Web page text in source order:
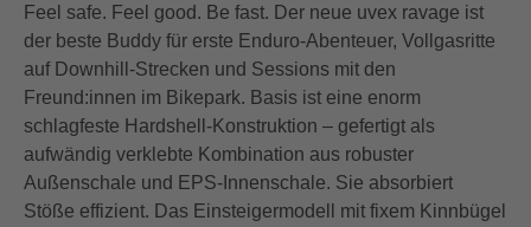
Feel safe. Feel good. Be fast. Der neue uvex ravage ist
der beste Buddy für erste Enduro-Abenteuer, Vollgasritte
auf Downhill-Strecken und Sessions mit den
Freund:innen im Bikepark. Basis ist eine enorm
schlagfeste Hardshell-Konstruktion – gefertigt als
aufwändig verklebte Kombination aus robuster
Außenschale und EPS-Innenschale. Sie absorbiert
Stöße effizient. Das Einsteigermodell mit fixem Kinnbügel